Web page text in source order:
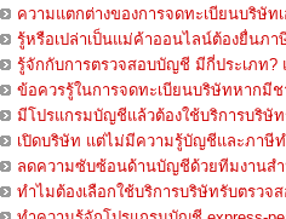
ความแตกต่างของการจดทะเบียนบริษัท
รู้หรือเปล่าเป็นแม่ค้าออนไลน์ต้องยื่นภ
รู้จักกับการตรวจสอบบัญชี มีกี่ประเภท?
ข้อควรรู้ในการจดทะเบียนบริษัทหากมี
มีโปรแกรมบัญชีแล้วต้องใช้บริการบริษั
เปิดบริษัท แต่ไม่มีความรู้บัญชีและภาษีท
ลดความซับซ้อนด้านบัญชีด้วยทีมงานส
ทำไมต้องเลือกใช้บริการบริษัทรับตรวจ